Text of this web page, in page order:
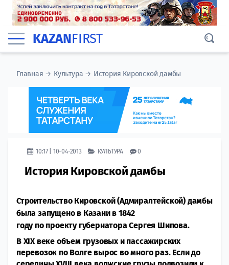
KAZANFIRST
Главная → Культура → История Кировской дамбы
10:17 | 10-04-2013 КУЛЬТУРА 0
История Кировской дамбы
Строительство Кировской (Адмиралтейской) дамбы
была запущено в Казани в 1842
году по проекту губернатора Сергея Шипова.
В XIX веке объем грузовых и пассажирских
перевозок по Волге вырос во много раз. Если до